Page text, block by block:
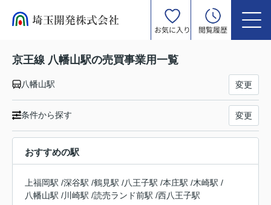
お気に入り 閲覧履歴
京王線 八幡山駅の売買事業用一覧
八幡山駅 変更
条件から探す 変更
おすすめの駅
上福岡駅 /深谷駅 /鶴見駅 /八王子駅 /本庄駅 /木崎駅 /
八幡山駅 /川崎駅 /読売ランド前駅 /西八王子駅